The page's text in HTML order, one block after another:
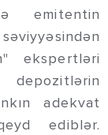
emitentin
ekspertləri
depozitlərin
adekvat
ediblər.